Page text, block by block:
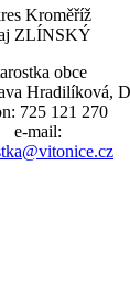
Kroměříž
ZLÍNSKÝ
obce
Hradilíková,
725 121 270
e-mail: